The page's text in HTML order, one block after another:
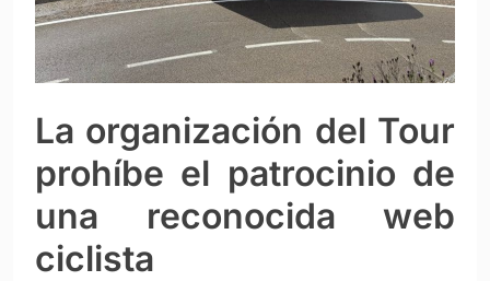
La organización del Tour
prohíbe el patrocinio de
una reconocida web
ciclista